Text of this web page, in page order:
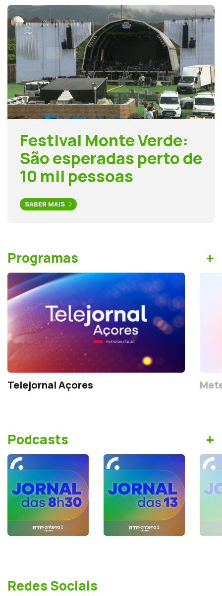
Festival Monte Verde:
São esperadas perto de
10 mil pessoas
SABER MAIS
Programas +
Telejornal Açores
Podcasts +
Redes Sociais